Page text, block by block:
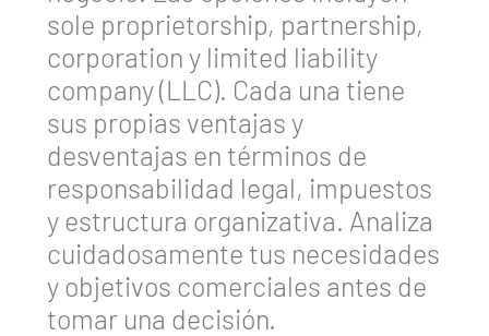
sole proprietorship, partnership,
corporation y limited liability
company (LLC). Cada una tiene
sus propias ventajas y
desventajas en términos de
responsabilidad legal, impuestos
y estructura organizativa. Analiza
cuidadosamente tus necesidades
y objetivos comerciales antes de
tomar una decisión.